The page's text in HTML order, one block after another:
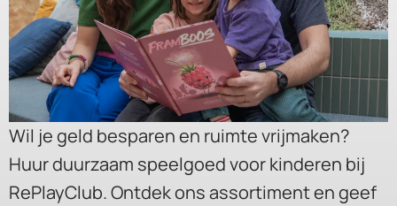
Wil je geld besparen en ruimte vrijmaken?
Huur duurzaam speelgoed voor kinderen bij
RePlayClub. Ontdek ons assortiment en geef